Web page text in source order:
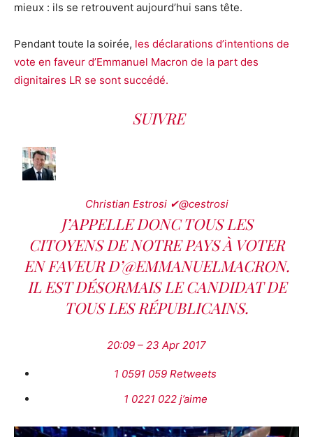
mieux : ils se retrouvent aujourd’hui sans tête.
Pendant toute la soirée, les déclarations d’intentions de
vote en faveur d’Emmanuel Macron de la part des
dignitaires LR se sont succédé.
SUIVRE
Christian Estrosi ✔@cestrosi
J’APPELLE DONC TOUS LES
CITOYENS DE NOTRE PAYS À VOTER
EN FAVEUR D’@EMMANUELMACRON.
IL EST DÉSORMAIS LE CANDIDAT DE
TOUS LES RÉPUBLICAINS.
20:09 – 23 Apr 2017
1 0591 059 Retweets
1 0221 022 j’aime